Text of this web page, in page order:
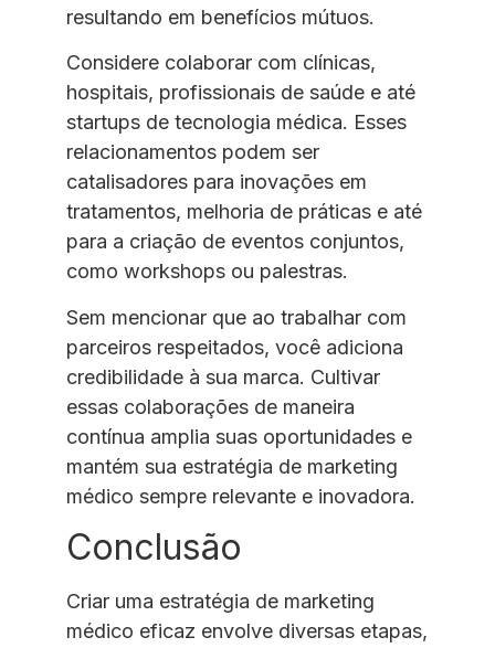
resultando em benefícios mútuos.
Considere colaborar com clínicas,
hospitais, profissionais de saúde e até
startups de tecnologia médica. Esses
relacionamentos podem ser
catalisadores para inovações em
tratamentos, melhoria de práticas e até
para a criação de eventos conjuntos,
como workshops ou palestras.
Sem mencionar que ao trabalhar com
parceiros respeitados, você adiciona
credibilidade à sua marca. Cultivar
essas colaborações de maneira
contínua amplia suas oportunidades e
mantém sua estratégia de marketing
médico sempre relevante e inovadora.
Conclusão
Criar uma estratégia de marketing
médico eficaz envolve diversas etapas,